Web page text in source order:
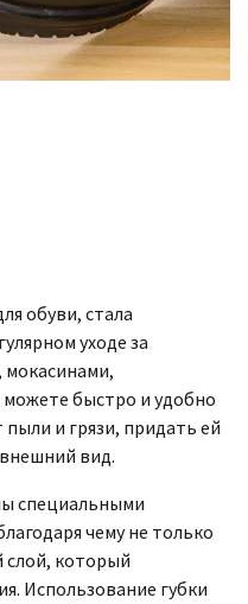
обуви, стала
уходе за
мокасинами,
быстро и удобно
и грязи, придать ей
вид.
специальными
чему не только
слой, который
Использование губки